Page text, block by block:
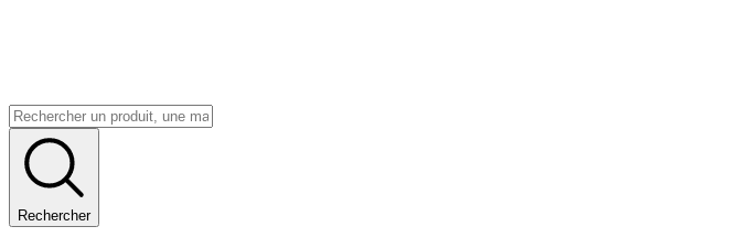
Rechercher